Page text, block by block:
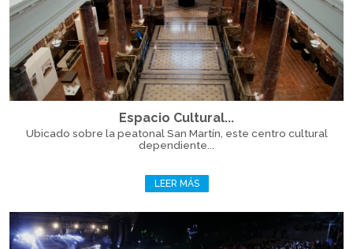
Espacio Cultural...
Ubicado sobre la peatonal San Martín, este centro cultural
dependiente...
LEER MÁS